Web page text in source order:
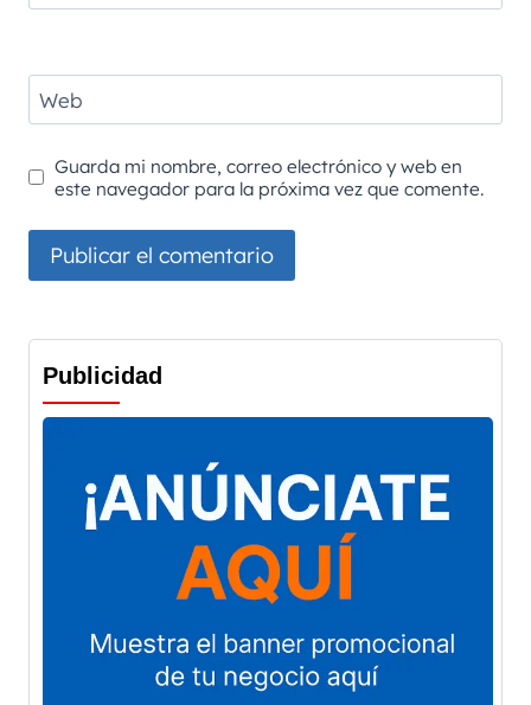
Web
Guarda mi nombre, correo electrónico y web en
este navegador para la próxima vez que comente.
Publicidad